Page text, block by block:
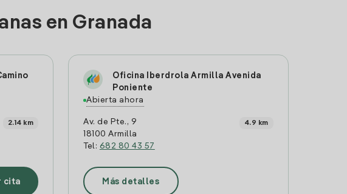
en Granada
2.14 km
cita
Oficina Iberdrola Armilla Avenida
Poniente
Abierta ahora
Av. de Pte., 9
18100 Armilla
Tel: 682 80 43 57
4.9 km
Más detalles